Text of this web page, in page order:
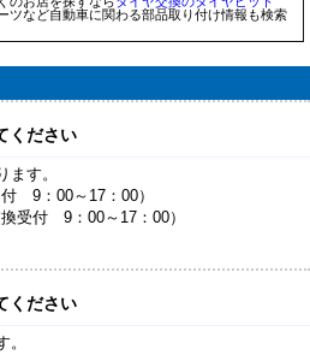
ツなど自動車に関わる部品取り付け情報も検索
ください
ます。
9：00～17：00）
受付 9：00～17：00）
ください
。